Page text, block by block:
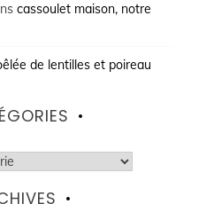
cassoulet maison, notre
de lentilles et poireau